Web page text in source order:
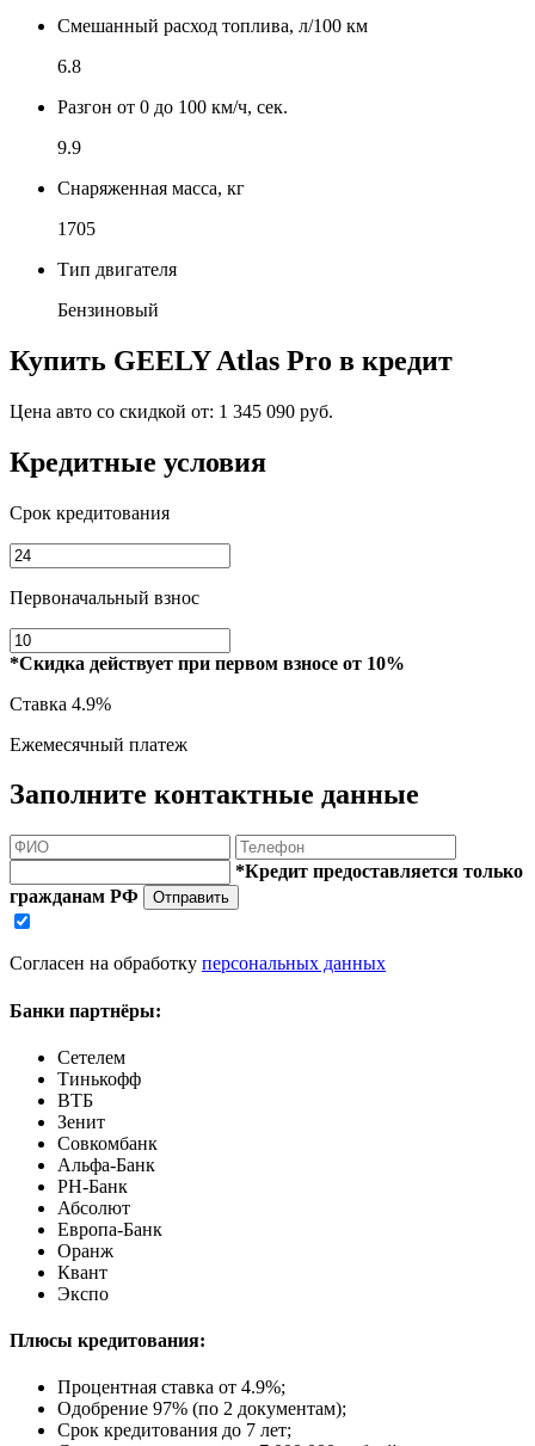
Смешанный расход топлива, л/100 км
6.8
Разгон от 0 до 100 км/ч, сек.
9.9
Снаряженная масса, кг
1705
Тип двигателя
Бензиновый
Купить GEELY Atlas Pro в кредит
Цена авто со скидкой от: 1 345 090 руб.
Кредитные условия
Срок кредитования
Первоначальный взнос
*Скидка действует при первом взносе от 10%
Ставка 4.9%
Ежемесячный платеж
Заполните контактные данные
*Кредит предоставляется только
гражданам РФ
Отправить
Согласен на обработку персональных данных
Банки партнёры:
Сетелем
Тинькофф
ВТБ
Зенит
Совкомбанк
Альфа-Банк
РН-Банк
Абсолют
Европа-Банк
Оранж
Квант
Экспо
Плюсы кредитования:
Процентная ставка от 4.9%;
Одобрение 97% (по 2 документам);
Срок кредитования до 7 лет;